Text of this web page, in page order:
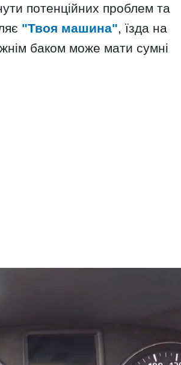
потенційних проблем та
"Твоя машина" , їзда на
баком може мати сумні